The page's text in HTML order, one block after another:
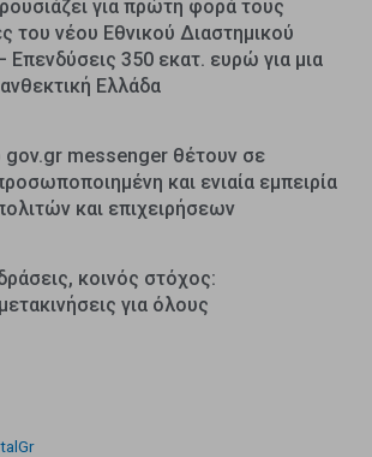
για πρώτη φορά τους
του νέου Εθνικού Διαστημικού
350 εκατ. ευρώ για μια
Ελλάδα
gov.gr messenger θέτουν σε
και ενιαία εμπειρία
και επιχειρήσεων
κοινός στόχος:
για όλους